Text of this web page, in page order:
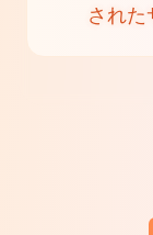
され